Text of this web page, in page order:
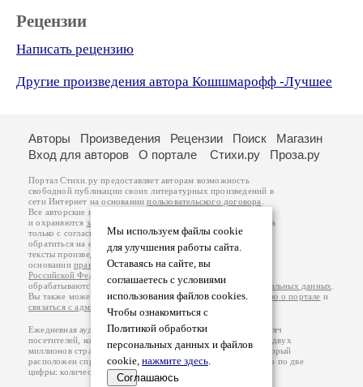
Рецензии
Написать рецензию
Другие произведения автора Кошшмарофф -Лучшее
Мы используем файлы cookie
для улучшения работы сайта.
Оставаясь на сайте, вы
соглашаетесь с условиями
использования файлов cookies.
Чтобы ознакомиться с
Политикой обработки
персональных данных и файлов
cookie, нажмите здесь.
Соглашаюсь
Авторы Произведения Рецензии Поиск
Магазин
Вход для авторов
О портале Стихи.ру Проза.ру
Портал Стихи.ру предоставляет авторам возможность
свободной публикации своих литературных произведений в
сети Интернет на основаниипользовательского договора
Все авторские права на произведения принадлежат авторам
и охраняются законом
. Перепечатка произведений возможна
только с согласия его автора, к которому вы можете
обратиться на его авторской странице. Ответственность за
тексты произведений авторы несут самостоятельно на
основанииправил публикацииизаконодательства
Российской Федерации
обрабатываются на основанииПолитики обработки персональных данных
Вы также можете посмотреть более подробнуюинформацию о портале и
связаться с администрацией
Ежедневная аудитория портала Стихи.ру – порядка 200 тысяч
посетителей, которые в общей сумме просматривают более двух
миллионов страниц по данным счетчика посещаемости, который
расположен справа от этого текста. В каждой графе указано по две
цифры: количество просмотров и количество посетителей.